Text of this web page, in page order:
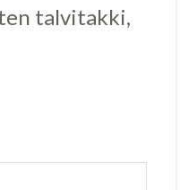
talvitakki,